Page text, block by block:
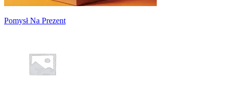
Pomysł Na Prezent